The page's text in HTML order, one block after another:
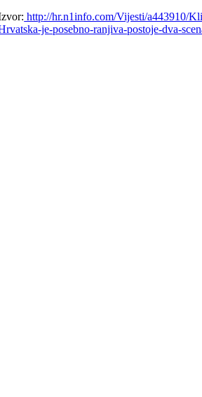
http://hr.n1info.com/Vijesti/a443910/
je-posebno-ranjiva-postoje-dva-